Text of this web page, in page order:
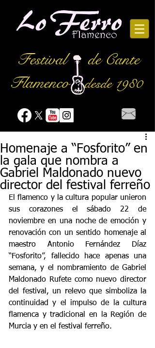
Festival
de Cante
Flamencodesde 1980
Homenaje a “Fosforito” en
la gala que nombra a
Gabriel Maldonado nuevo
director del festival ferreño
El flamenco y la cultura popular unieron
sus corazones el sábado 22 de
noviembre en una noche de emoción y
renovación con un sentido homenaje al
maestro Antonio Fernández Díaz
“Fosforito”, fallecido hace apenas una
semana, y el nombramiento de Gabriel
Maldonado Rufete como nuevo director
del festival, un relevo que simboliza la
continuidad y el impulso de la cultura
flamenca y tradicional en la Región de
Murcia y en el festival ferreño.